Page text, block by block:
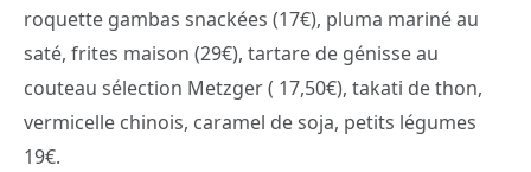
roquette gambas snackées (17€), pluma mariné au
saté, frites maison (29€), tartare de génisse au
couteau sélection Metzger ( 17,50€), takati de thon,
vermicelle chinois, caramel de soja, petits légumes
19€.